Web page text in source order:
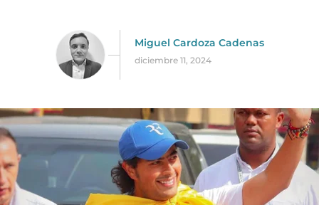
Miguel Cardoza Cadenas
diciembre 11, 2024